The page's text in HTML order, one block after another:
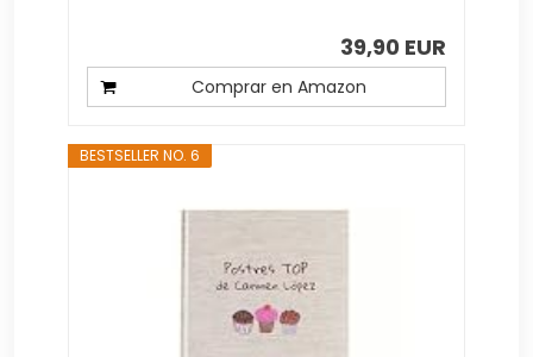
39,90 EUR
Comprar en Amazon
BESTSELLER NO. 6